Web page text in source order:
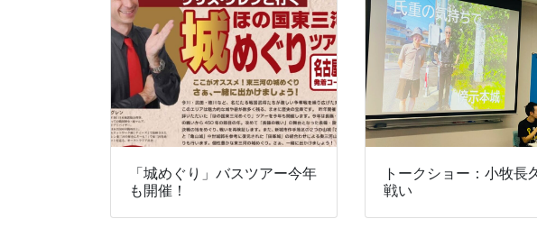
「城めぐり」バスツアー今年
も開催！
トークショー：小牧長
戦い